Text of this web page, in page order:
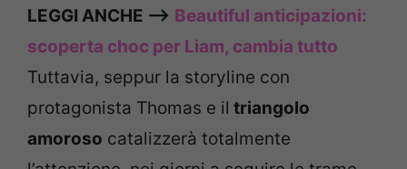
LEGGI ANCHE –> Beautiful anticipazioni:
scoperta choc per Liam, cambia tutto
Tuttavia, seppur la storyline con
protagonista Thomas e il triangolo
amoroso catalizzerà totalmente